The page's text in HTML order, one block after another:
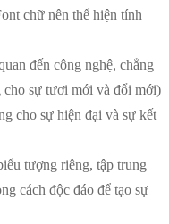
chữ nên thể hiện tính
đến công nghệ, chẳng
sự tươi mới và đổi mới)
cho sự hiện đại và sự kết
tượng riêng, tập trung
cách độc đáo để tạo sự